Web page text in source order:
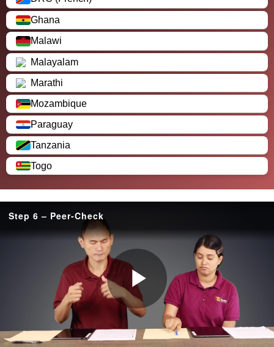
Ghana
Malawi
Malayalam
Marathi
Mozambique
Paraguay
Tanzania
Togo
Step 6 – Peer-Check
P